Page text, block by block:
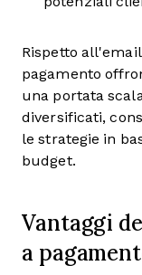
Rispetto
pagamento
una portata
diversificati,
le strategie in
budget.
Vantaggi
a